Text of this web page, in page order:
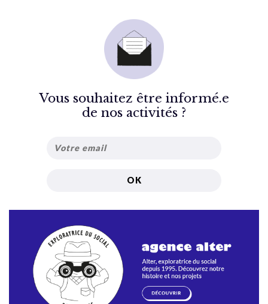
Vous souhaitez être informé.e
de nos activités ?